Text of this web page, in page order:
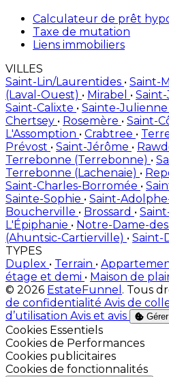
Calculateur de prêt
Taxe de mutation
Liens immobiliers
VILLES
Saint-Lin/Laurentides • Saint-
(Laval-Ouest) • Mirabel •
Saint-Calixte • Sainte-Julienne
Chertsey • Rosemère • Saint-
L'Assomption • Crabtree •
Prévost • Saint-Jérôme •
Terrebonne (Terrebonne) •
Terrebonne (Lachenaie) •
Saint-Charles-Borromée •
Sainte-Sophie • Saint-
Boucherville • Brossard •
L'Épiphanie • Notre-Dame-
(Ahuntsic-Cartierville) • Saint-
TYPES
Duplex • Terrain •
étage et demi • Maison de
© 2026 EstateFunnel . Tous
de confidentialité Avis de
d’utilisation Avis et avis
Activer
Cookies Essentiels
Activer
Cookies de Performances
Activer
Cookies publicitaires
Activer
Cookies de fonctionnalités